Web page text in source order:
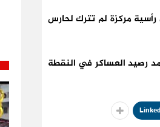
أسامة المليوي من رأسية مركزة لم تترك لحارس
برصيد 43 نقطة، في وقت تجمد رصيد العساكر في النقطة